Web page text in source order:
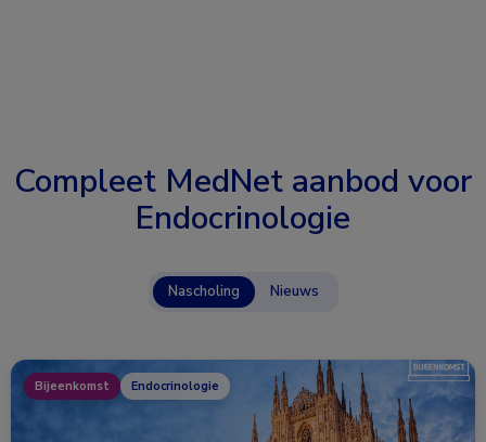
Compleet MedNet aanbod voor
Endocrinologie
Nascholing Nieuws
Bijeenkomst Endocrinologie